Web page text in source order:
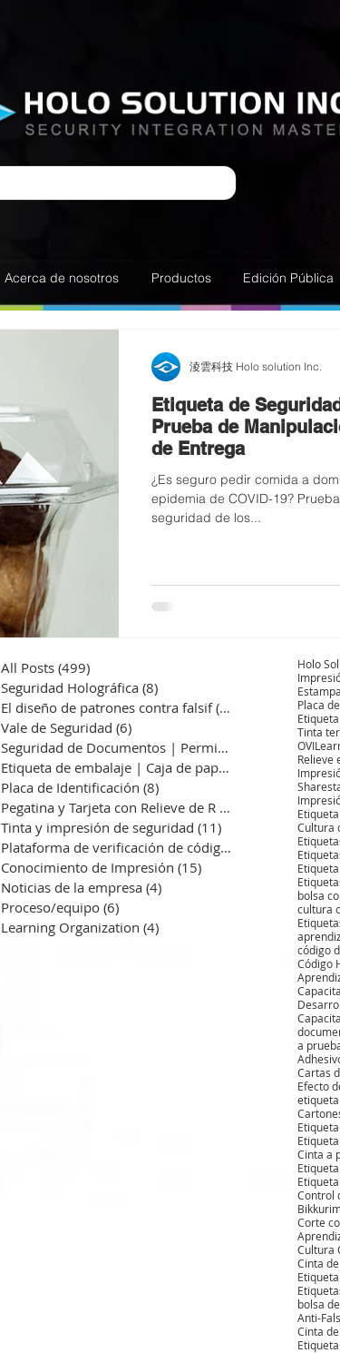
Acerca de nosotros Productos Edición Pública
Etiqueta de
Prueba de
de Entrega
¿Es seguro pedir comida a
epidemia de COVID-19?
seguridad de los...
淩雲科技 Holo solution Inc.
All Posts (499)
Seguridad Holográfica (8)
El diseño de patrones contra falsif (13)
13 entradas
Vale de Seguridad (6)
Seguridad de Documentos | Permiso
7 entradas
Etiqueta de embalaje | Caja de pape
10 entradas
Placa de Identificación (8)
Pegatina y Tarjeta con Relieve de R (6)
6 entradas
Tinta y impresión de seguridad (11)
Plataforma de verificación de códig
(3)
3 entradas
Conocimiento de Impresión (15)
Noticias de la empresa (4)
Proceso/equipo (6)
Learning Organization (4)
Holo
Placa
Tinta
OVI
Relieve
Cultura
bolsa
cultura
código
Código
a
Cartas
Efecto
Cinta a
Control
Corte
Cultura
Cinta
bolsa
Anti-
Cinta